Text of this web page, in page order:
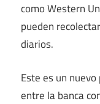
como Western
pueden
diarios.
Este es un
entre la banca